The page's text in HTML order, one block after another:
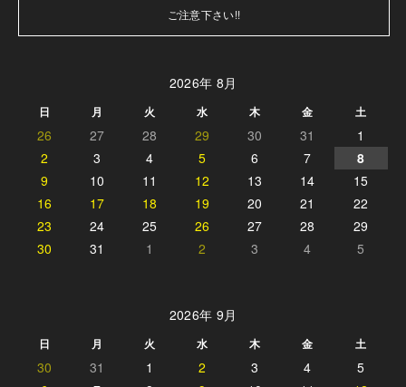
ご注意下さい!!
2026年 8月
日 月 火 水 木 金 土
26 27 28 29 30 31
1
2
3 4 5 6 7
8
9
10 11 12 13 14
15
16
17 18 19 20 21
22
23
24 25 26 27 28
29
30
31 1 2 3 4 5
2026年 9月
日 月 火 水 木 金 土
30 31 1 2 3 4
5